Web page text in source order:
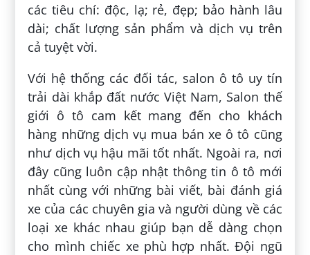
các tiêu chí: độc, lạ; rẻ, đẹp; bảo hành lâu
dài; chất lượng sản phẩm và dịch vụ trên
cả tuyệt vời.
Với hệ thống các đối tác, salon ô tô uy tín
trải dài khắp đất nước Việt Nam, Salon thế
giới ô tô cam kết mang đến cho khách
hàng những dịch vụ mua bán xe ô tô cũng
như dịch vụ hậu mãi tốt nhất. Ngoài ra, nơi
đây cũng luôn cập nhật thông tin ô tô mới
nhất cùng với những bài viết, bài đánh giá
xe của các chuyên gia và người dùng về các
loại xe khác nhau giúp bạn dễ dàng chọn
cho mình chiếc xe phù hợp nhất. Đội ngũ